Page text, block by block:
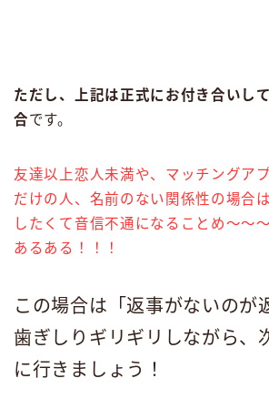
ただし、上記は正式にお付き合いし
合です。
友達以上恋人未満や、マッチングア
だけの人、名前のない関係性の場合
したくて音信不通になることめ〜〜
あるある！！！
この場合は「返事がないのが
歯ぎしりギリギリしながら、
に行きましょう！